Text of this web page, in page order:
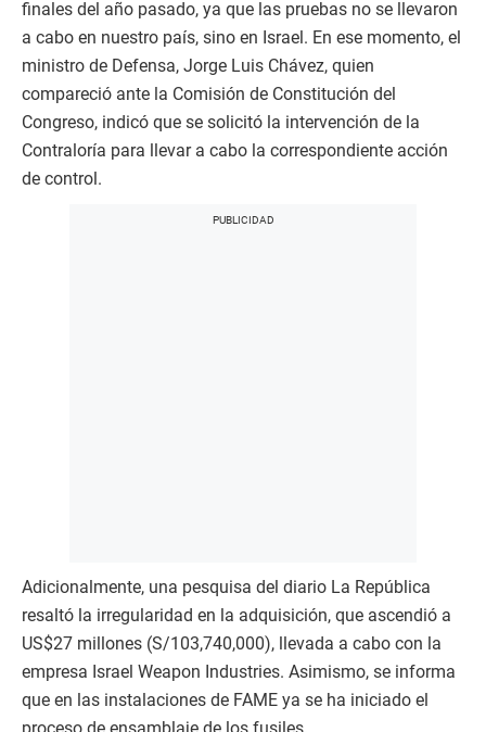
finales del año pasado, ya que las pruebas no se llevaron
a cabo en nuestro país, sino en Israel. En ese momento, el
ministro de Defensa, Jorge Luis Chávez, quien
compareció ante la Comisión de Constitución del
Congreso, indicó que se solicitó la intervención de la
Contraloría para llevar a cabo la correspondiente acción
de control.
Adicionalmente, una pesquisa del diario La República
resaltó la irregularidad en la adquisición, que ascendió a
US$27 millones (S/103,740,000), llevada a cabo con la
empresa Israel Weapon Industries. Asimismo, se informa
que en las instalaciones de FAME ya se ha iniciado el